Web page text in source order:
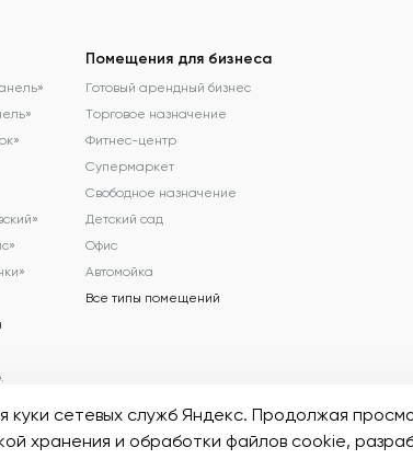
Помещения для бизнеса
Готовый арендный бизнес
Торговое назначение
Фитнес-центр
Супермаркет
Свободное назначение
Детский сад
Офис
Автомойка
Все типы помещений
характер и не является публичной офертой
куки сетевых служб Яндекс. Продолжая
хранения и обработки файлов cookie,